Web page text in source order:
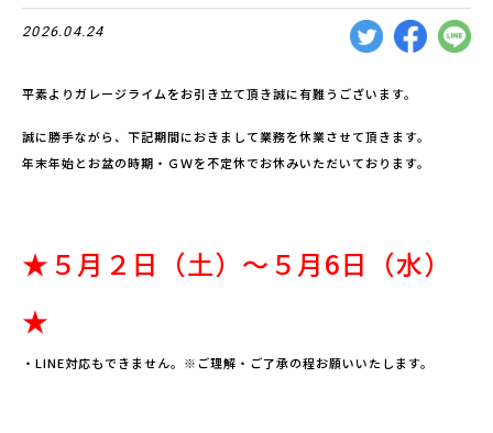
2026.04.24
平素よりガレージライムをお引き立て頂き誠に有難うございます。
誠に勝手ながら、下記期間におきまして業務を休業させて頂きます。
年末年始とお盆の時期・ＧＷを不定休でお休みいただいております。
★５月２日（土）～５月6日（水）
★
・LINE対応もできません。※ご理解・ご了承の程お願いいたします。